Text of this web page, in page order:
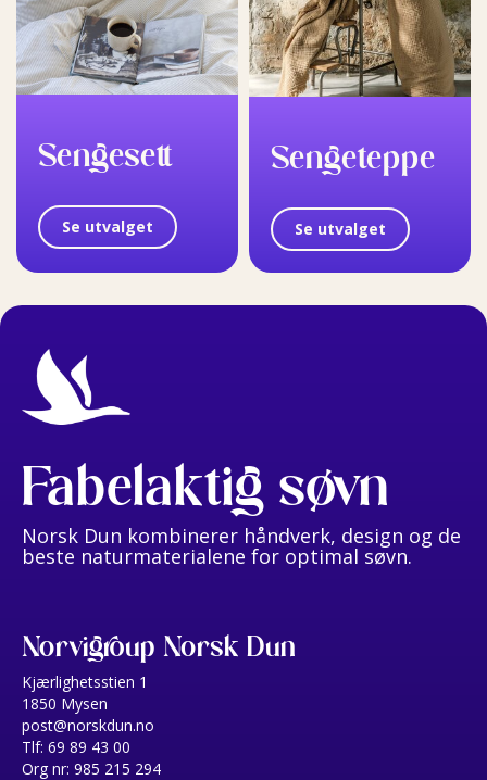
Sengesett
Se utvalget
Sengeteppe
Se utvalget
Fabelaktig søvn
Norsk Dun kombinerer håndverk, design og de
beste naturmaterialene for optimal søvn.
Norvigroup Norsk Dun
Kjærlighetsstien 1
1850 Mysen
post@norskdun.no
Tlf: 69 89 43 00
Org nr: 985 215 294